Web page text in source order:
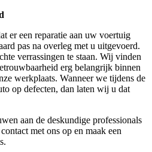
er een reparatie aan uw voertuig
pas na overleg met u uitgevoerd.
verrassingen te staan. Wij vinden
erg belangrijk binnen
werkplaats. Wanneer we tijdens de
op defecten, dan laten wij u dat
aan de deskundige professionals
met ons op en maak een